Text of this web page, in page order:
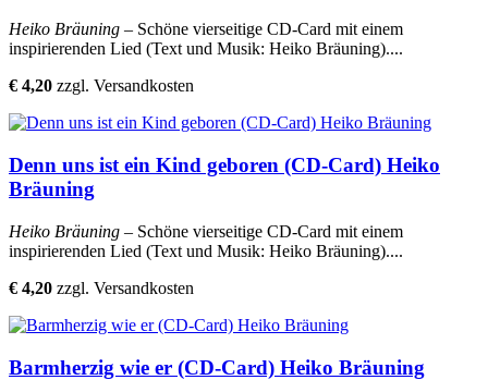
Heiko Bräuning – Schöne vierseitige CD-Card mit einem
inspirierenden Lied (Text und Musik: Heiko Bräuning)....
€ 4,20 zzgl. Versandkosten
Denn uns ist ein Kind geboren (CD-Card) Heiko
Bräuning
Heiko Bräuning – Schöne vierseitige CD-Card mit einem
inspirierenden Lied (Text und Musik: Heiko Bräuning)....
€ 4,20 zzgl. Versandkosten
Barmherzig wie er (CD-Card) Heiko Bräuning